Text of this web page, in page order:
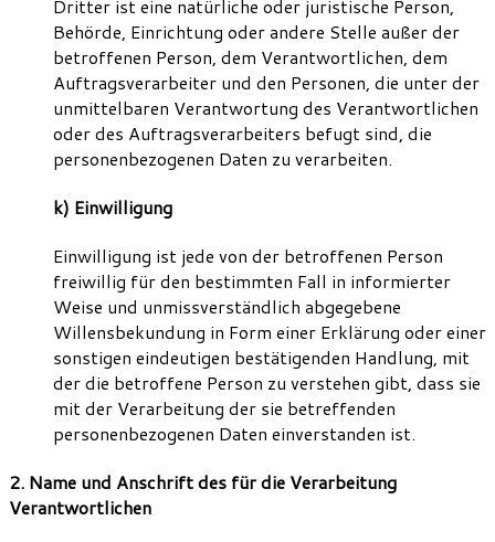
Dritter ist eine natürliche oder juristische Person,
Behörde, Einrichtung oder andere Stelle außer der
betroffenen Person, dem Verantwortlichen, dem
Auftragsverarbeiter und den Personen, die unter der
unmittelbaren Verantwortung des Verantwortlichen
oder des Auftragsverarbeiters befugt sind, die
personenbezogenen Daten zu verarbeiten.
k) Einwilligung
Einwilligung ist jede von der betroffenen Person
freiwillig für den bestimmten Fall in informierter
Weise und unmissverständlich abgegebene
Willensbekundung in Form einer Erklärung oder einer
sonstigen eindeutigen bestätigenden Handlung, mit
der die betroffene Person zu verstehen gibt, dass sie
mit der Verarbeitung der sie betreffenden
personenbezogenen Daten einverstanden ist.
2. Name und Anschrift des für die Verarbeitung
Verantwortlichen